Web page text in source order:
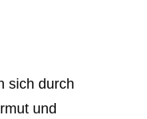
sich durch
und